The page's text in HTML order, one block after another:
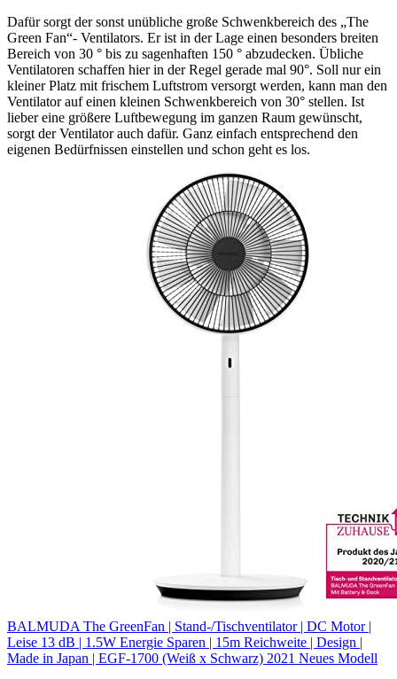
Dafür sorgt der sonst unübliche große Schwenkbereich des „The
Green Fan“- Ventilators. Er ist in der Lage einen besonders breiten
Bereich von 30 ° bis zu sagenhaften 150 ° abzudecken. Übliche
Ventilatoren schaffen hier in der Regel gerade mal 90°. Soll nur ein
kleiner Platz mit frischem Luftstrom versorgt werden, kann man den
Ventilator auf einen kleinen Schwenkbereich von 30° stellen. Ist
lieber eine größere Luftbewegung im ganzen Raum gewünscht,
sorgt der Ventilator auch dafür. Ganz einfach entsprechend den
eigenen Bedürfnissen einstellen und schon geht es los.
BALMUDA The GreenFan | Stand-/Tischventilator | DC Motor |
Leise 13 dB | 1.5W Energie Sparen | 15m Reichweite | Design |
Made in Japan | EGF-1700 (Weiß x Schwarz) 2021 Neues Modell